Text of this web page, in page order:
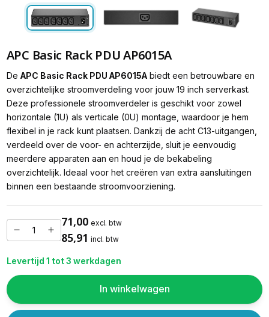
APC Basic Rack PDU AP6015A
De APC Basic Rack PDU AP6015Abiedt een betrouwbare en
overzichtelijke stroomverdeling voor jouw 19 inch serverkast.
Deze professionele stroomverdeler is geschikt voor zowel
horizontale (1U) als verticale (0U) montage, waardoor je hem
flexibel in je rack kunt plaatsen. Dankzij de acht C13-uitgangen,
verdeeld over de voor- en achterzijde, sluit je eenvoudig
meerdere apparaten aan en houd je de bekabeling
overzichtelijk. Ideaal voor het creëren van extra aansluitingen
binnen een bestaande stroomvoorziening.
71,00 excl. btw
85,91 incl. btw
Levertijd 1 tot 3 werkdagen
In winkelwagen